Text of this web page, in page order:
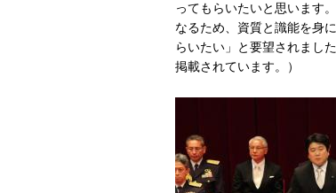
ってもらいたいと思います
なるため、資質と識能を身
らいたい」と要望されまし
掲載されています。）